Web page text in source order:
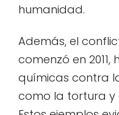
humanidad.
Además, el
comenzó en
químicas contra
como la tortura y